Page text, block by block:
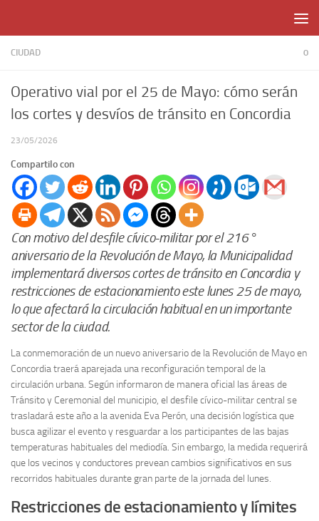
CIUDAD 0
Operativo vial por el 25 de Mayo: cómo serán
los cortes y desvíos de tránsito en Concordia
23/05/2026
Compartilo con
Con motivo del desfile cívico-militar por el 216°
aniversario de la Revolución de Mayo, la Municipalidad
implementará diversos cortes de tránsito en Concordia y
restricciones de estacionamiento este lunes 25 de mayo,
lo que afectará la circulación habitual en un importante
sector de la ciudad.
La conmemoración de un nuevo aniversario de la Revolución de Mayo en
Concordia traerá aparejada una reconfiguración temporal de la
circulación urbana. Según informaron de manera oficial las áreas de
Tránsito y Ceremonial del municipio, el desfile cívico-militar central se
trasladará este año a la avenida Eva Perón, una decisión logística que
busca agilizar el evento y resguardar a los participantes de las bajas
temperaturas habituales del mediodía. Sin embargo, la medida requerirá
que los vecinos y conductores prevean cambios significativos en sus
recorridos habituales durante gran parte de la jornada del lunes.
Restricciones de estacionamiento y límites